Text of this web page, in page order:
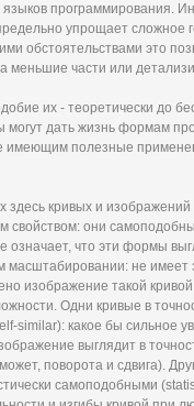
программирования.
упрощает сложное
обстоятельствами это
меньшие части или
их - теоретически до
могут дать жизнь формам
имеющим полезные
здесь кривых и
свойством: они
означает, что эти формы
масштабировании: не имеет
изображение такой
Одни кривые в
similar): какое бы сильное
выглядит в
поворота и сдвига).
самоподобными